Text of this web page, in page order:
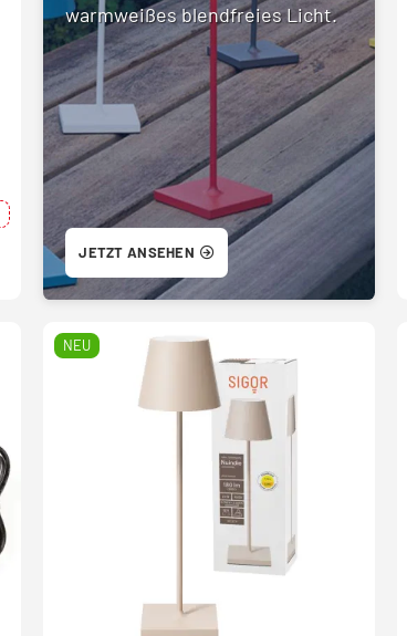
warmweißes blendfreies Licht.
JETZT ANSEHEN
NEU